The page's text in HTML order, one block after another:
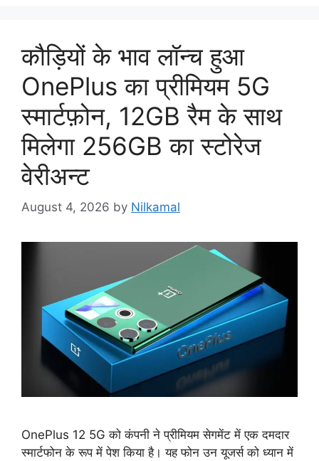
कौड़ियों के भाव लॉन्च हुआ
OnePlus का प्रीमियम 5G
स्मार्टफ़ोन, 12GB रैम के साथ
मिलेगा 256GB का स्टोरेज
वेरीअन्ट
August 4, 2026 by Nilkamal
OnePlus 12 5G को कंपनी ने प्रीमियम सेगमेंट में एक दमदार
स्मार्टफोन के रूप में पेश किया है। यह फोन उन यूजर्स को ध्यान में